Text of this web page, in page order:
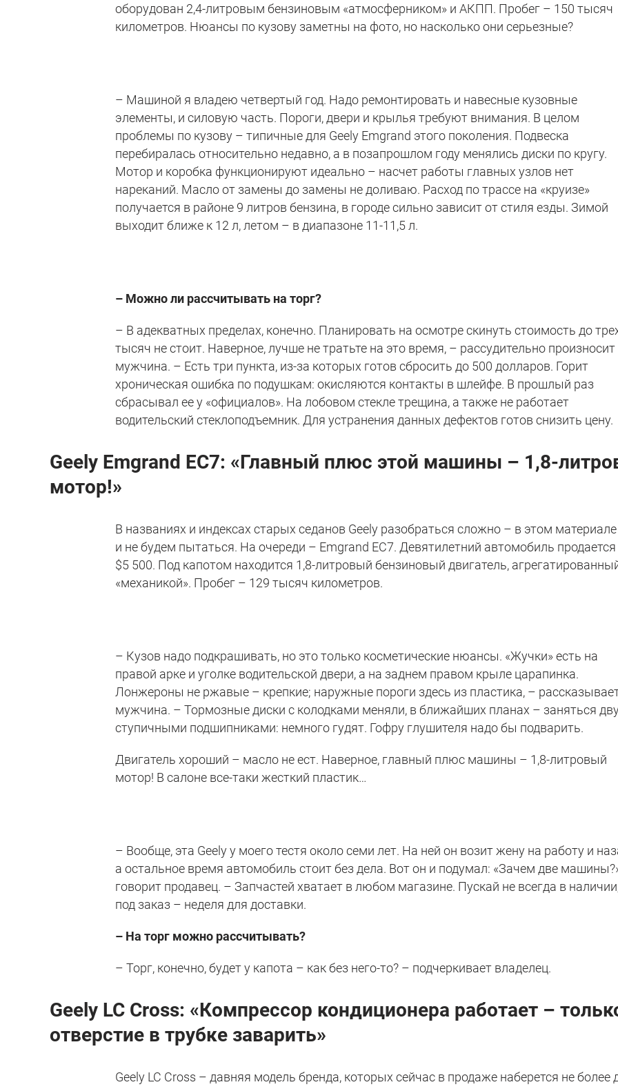
оборудован 2,4-литровым бензиновым «атмосферником» и АКПП. Пробег – 150 тысяч
километров. Нюансы по кузову заметны на фото, но насколько они серьезные?
– Машиной я владею четвертый год. Надо ремонтировать и навесные кузовные
элементы, и силовую часть. Пороги, двери и крылья требуют внимания. В целом
проблемы по кузову – типичные для Geely Emgrand этого поколения. Подвеска
перебиралась относительно недавно, а в позапрошлом году менялись диски по кругу.
Мотор и коробка функционируют идеально – насчет работы главных узлов нет
нареканий. Масло от замены до замены не доливаю. Расход по трассе на «круизе»
получается в районе 9 литров бензина, в городе сильно зависит от стиля езды. Зимой
выходит ближе к 12 л, летом – в диапазоне 11-11,5 л.
– Можно ли рассчитывать на торг?
– В адекватных пределах, конечно. Планировать на осмотре скинуть стоимость до
тысяч не стоит. Наверное, лучше не тратьте на это время, – рассудительно произносит
мужчина. – Есть три пункта, из-за которых готов сбросить до 500 долларов. Горит
хроническая ошибка по подушкам: окисляются контакты в шлейфе. В прошлый раз
сбрасывал ее у «официалов». На лобовом стекле трещина, а также не работает
водительский стеклоподъемник. Для устранения данных дефектов готов снизить цену.
Geely Emgrand EC7: «Главный плюс этой машины – 1,8-
мотор!»
В названиях и индексах старых седанов Geely разобраться сложно – в этом
и не будем пытаться. На очереди – Emgrand EC7. Девятилетний автомобиль продается
$5 500. Под капотом находится 1,8-литровый бензиновый двигатель,
«механикой». Пробег – 129 тысяч километров.
– Кузов надо подкрашивать, но это только косметические нюансы. «Жучки» есть на
правой арке и уголке водительской двери, а на заднем правом крыле царапинка.
Лонжероны не ржавые – крепкие; наружные пороги здесь из пластика, –
мужчина. – Тормозные диски с колодками меняли, в ближайших планах – заняться
ступичными подшипниками: немного гудят. Гофру глушителя надо бы подварить.
Двигатель хороший – масло не ест. Наверное, главный плюс машины – 1,8-литровый
мотор! В салоне все-таки жесткий пластик…
– Вообще, эта Geely у моего тестя около семи лет. На ней он возит жену на работу и
а остальное время автомобиль стоит без дела. Вот он и подумал: «Зачем две
говорит продавец. – Запчастей хватает в любом магазине. Пускай не всегда в
под заказ – неделя для доставки.
– На торг можно рассчитывать?
– Торг, конечно, будет у капота – как без него-то? – подчеркивает владелец.
Geely LC Cross: «Компрессор кондиционера работает –
отверстие в трубке заварить»
Geely LC Cross – давняя модель бренда, которых сейчас в продаже наберется не более